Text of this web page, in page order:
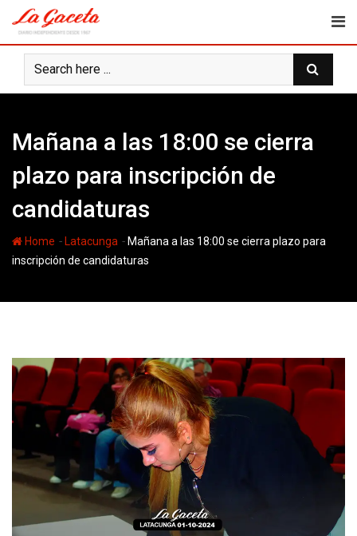
content
Mañana a las 18:00 se cierra
plazo para inscripción de
candidaturas
Home - Latacunga - Mañana a las 18:00 se cierra plazo para
inscripción de candidaturas